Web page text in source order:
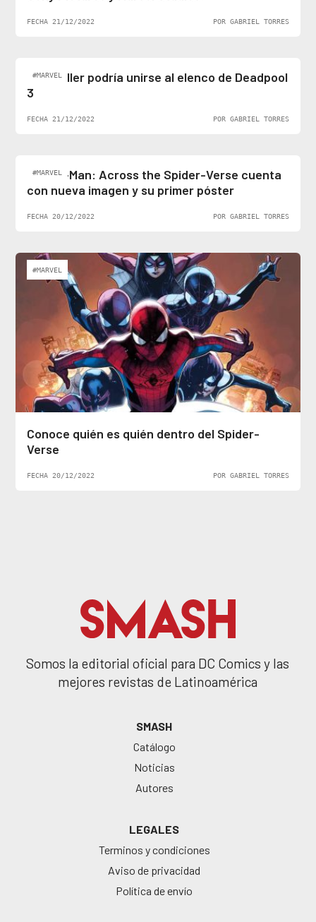
FECHA 21/12/2022 POR GABRIEL TORRES
#MARVEL
Ben Stiller podría unirse al elenco de Deadpool
3
FECHA 21/12/2022 POR GABRIEL TORRES
#MARVEL
Spider-Man: Across the Spider-Verse cuenta
con nueva imagen y su primer póster
FECHA 20/12/2022 POR GABRIEL TORRES
#MARVEL
Conoce quién es quién dentro del Spider-
Verse
FECHA 20/12/2022 POR GABRIEL TORRES
Somos la editorial oficial para DC Comics y las
mejores revistas de Latinoamérica
SMASH
Catálogo
Noticias
Autores
LEGALES
Terminos y condiciones
Aviso de privacidad
Política de envío